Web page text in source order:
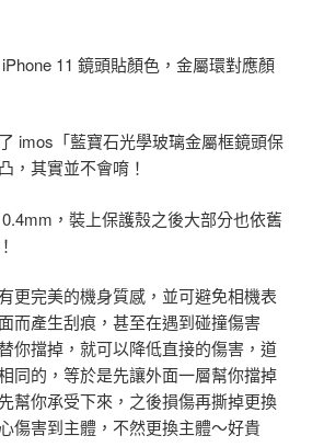
11 鏡頭貼顏色，金屬環對應顏
imos「藍寶石光學玻璃金屬框鏡頭保
，其實並不會唷！
，裝上保護殼之後大部分也依舊
更完美的機身質感，並可避免相機表
而產生刮痕，甚至在遇到碰撞傷害
你擋掉，就可以降低直接的傷害，道
同的，等於是先讓外面一層幫你擋掉
幫你承受下來，之後損傷再撕掉更換
傷害到主體，不然更換主體～好貴